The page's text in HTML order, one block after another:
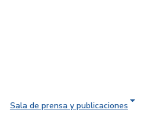
Sala de prensa y publicaciones